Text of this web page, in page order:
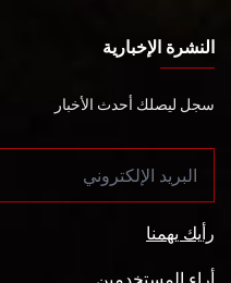
النشرة الإخبارية
سجل ليصلك أحدث الأخبار
رأيك يهمنا